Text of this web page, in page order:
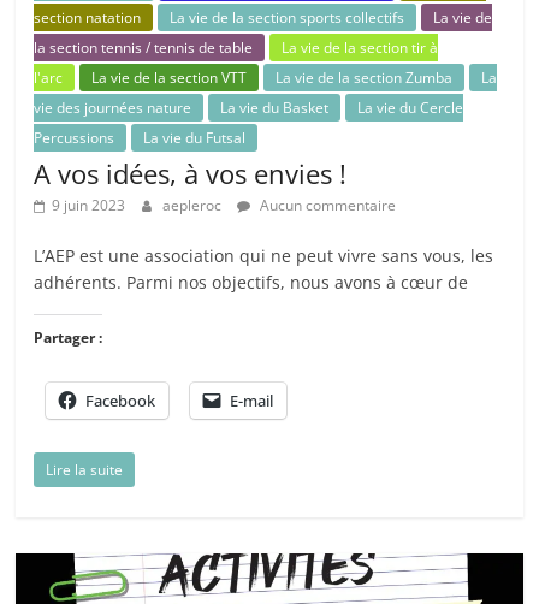
section natation
La vie de la section sports collectifs
La vie de
la section tennis / tennis de table
La vie de la section tir à
l'arc
La vie de la section VTT La vie de la section Zumba
La
vie des journées nature
La vie du Basket
La vie du Cercle
Percussions
La vie du Futsal
A vos idées, à vos envies !
9 juin 2023 aepleroc Aucun commentaire
​L’AEP est une association qui ne peut vivre sans vous, les
adhérents. Parmi nos objectifs, nous avons à cœur de
Partager :
Facebook E-mail
Lire la suite